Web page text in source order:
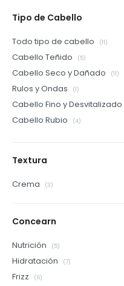
Tipo de Cabello
Todo tipo de cabello (11)
Cabello Teñido (5)
Cabello Seco y Dañado (11)
Rulos y Ondas (1)
Cabello Fino y Desvitalizado
Cabello Rubio (4)
Textura
Crema (3)
Concearn
Nutrición (5)
Hidratación (7)
Frizz (6)